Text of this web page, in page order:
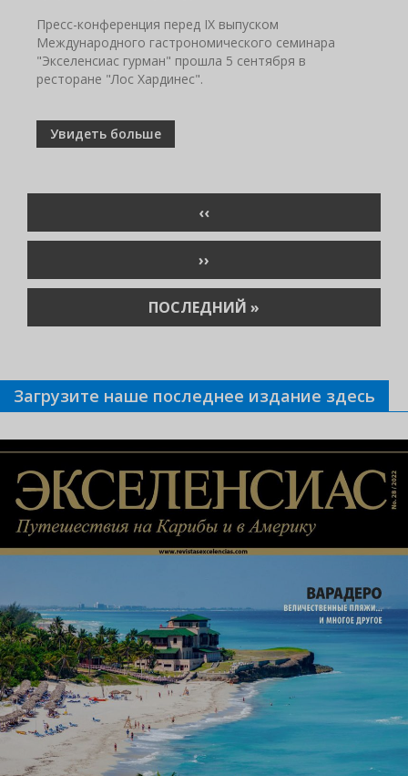
Пресс-конференция перед IX выпуском
Международного гастрономического семинара
"Экселенсиас гурман" прошла 5 сентября в
ресторане "Лос Хардинес".
Увидеть больше
ПРЕДЫДУЩАЯ
СТРАНИЦА
‹‹
СЛЕДУЮЩАЯ
СТРАНИЦА
››
ПОСЛЕДНЯЯ
СТРАНИЦА
ПОСЛЕДНИЙ »
Загрузите наше последнее издание здесь